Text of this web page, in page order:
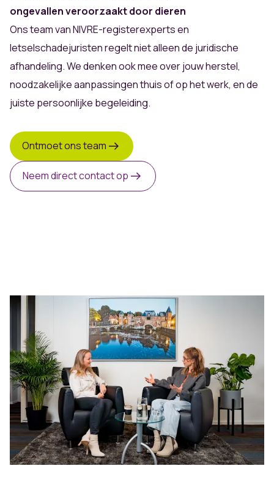
ongevallen veroorzaakt door dieren
Ons team van NIVRE-registerexperts en
letselschadejuristen regelt niet alleen de juridische
afhandeling. We denken ook mee over jouw herstel,
noodzakelijke aanpassingen thuis of op het werk, en de
juiste persoonlijke begeleiding.
Ontmoet ons team
Neem direct contact op